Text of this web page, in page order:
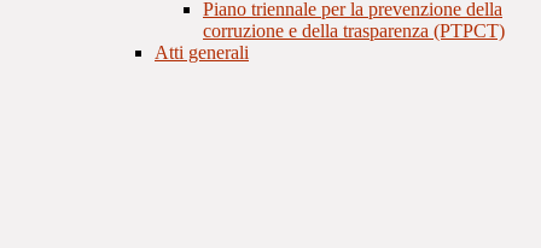
Piano triennale per la prevenzione della
corruzione e della trasparenza (PTPCT)
Atti generali